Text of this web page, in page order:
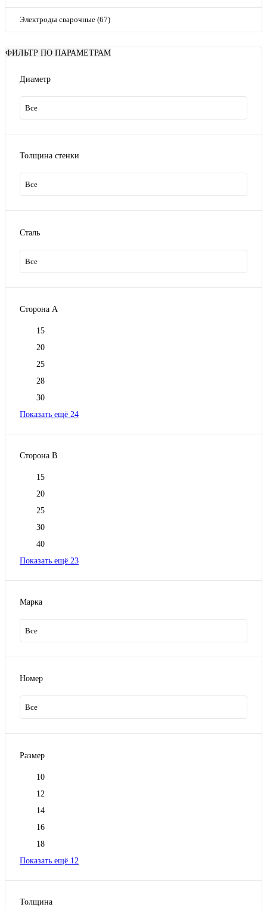
Электроды сварочные (67)
ФИЛЬТР ПО ПАРАМЕТРАМ
Диаметр
Все
Толщина стенки
Все
Сталь
Все
Сторона А
15
20
25
28
30
Показать ещё 24
Сторона В
15
20
25
30
40
Показать ещё 23
Марка
Все
Номер
Все
Размер
10
12
14
16
18
Показать ещё 12
Толщина